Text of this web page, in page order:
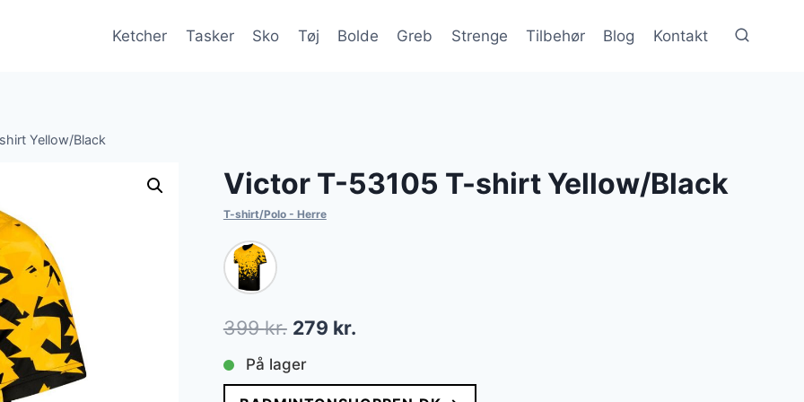
Ketcher Tasker Sko Tøj Bolde Greb Strenge Tilbehør Blog Kontakt
Yellow/Black
Victor T-53105 T-shirt Yellow/Black
T-shirt/Polo - Herre
399kr. Den
oprindelige
pris
279 kr.Den
pris
På lager